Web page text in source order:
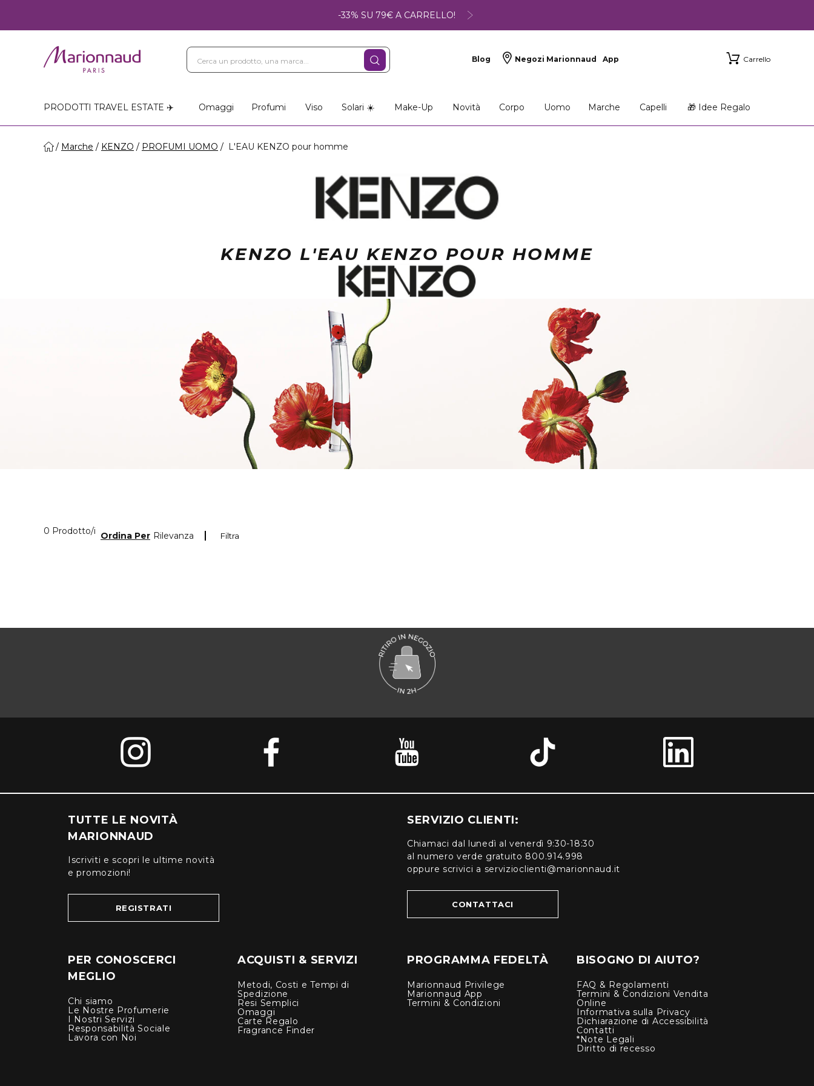
-33% SU 79€ A CARRELLO!
Blog Negozi Marionnaud App Carrello
PRODOTTI TRAVEL ESTATE ✈️ Omaggi Profumi Viso Solari ☀️ Make-Up Novità Corpo Uomo Marche Capelli 🎁 Idee Regalo
Marche KENZO PROFUMI UOMO L'EAU KENZO pour homme
KENZO L'EAU KENZO POUR HOMME
0 Prodotto/i 0 Prodotti visualizzati Filtra
Ordina Per Rilevanza
TUTTE LE NOVITÀ
MARIONNAUD
Iscriviti e scopri le ultime novità
e promozioni!
REGISTRATI
SERVIZIO CLIENTI:
Chiamaci dal lunedì al venerdì 9:30-18:30
al numero verde gratuito 800.914.998
oppure scrivici a servizioclienti@marionnaud.it
CONTATTACI
PER CONOSCERCI
MEGLIO
Chi siamo
Le Nostre Profumerie
I Nostri Servizi
Responsabilità Sociale
Lavora con Noi
ACQUISTI & SERVIZI
Metodi, Costi e Tempi di
Spedizione
Resi Semplici
Omaggi
Carte Regalo
Fragrance Finder
PROGRAMMA FEDELTÀ
Marionnaud Privilege
Marionnaud App
Termini & Condizioni
BISOGNO DI AIUTO?
FAQ & Regolamenti
Termini & Condizioni Vendita
Online
Informativa sulla Privacy
Dichiarazione di Accessibilità
Contatti
*Note Legali
Diritto di recesso